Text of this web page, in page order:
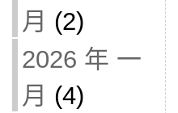
月 (2)
2026 年 一
月 (4)